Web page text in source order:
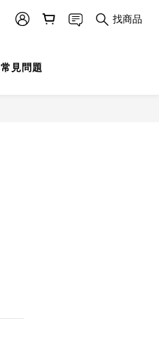
找商品
常見問題